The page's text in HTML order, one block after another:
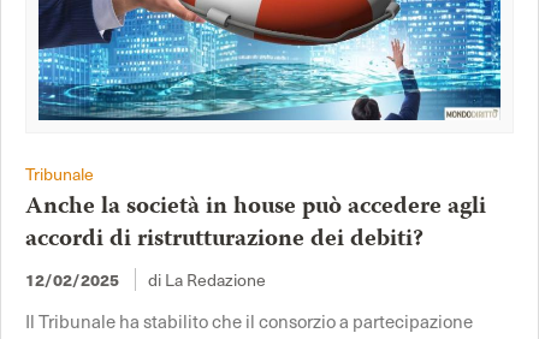
Tribunale
Anche la società in house può accedere agli
accordi di ristrutturazione dei debiti?
12/02/2025 di La Redazione
Il Tribunale ha stabilito che il consorzio a partecipazione